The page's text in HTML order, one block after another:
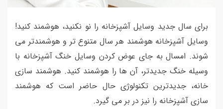
برای سال جدید وسایل آشپزخانه را نو نکنید، هوشمند کنید!
وسایل آشپزخانه هوشمند هر سال متنوع تر و هوشمندتر می
شوند. امسال به جای عوض کردن وسایل خنگ آشپزخانه با
وسیله خنگ جدیدتر، آن ها را هوشمند کنید. هوشمند سازی
خانه، جدیدترین تکنولوژی حال حاضر است که هوشمند
سازی آشپزخانه را نیز در بر می گیرد.